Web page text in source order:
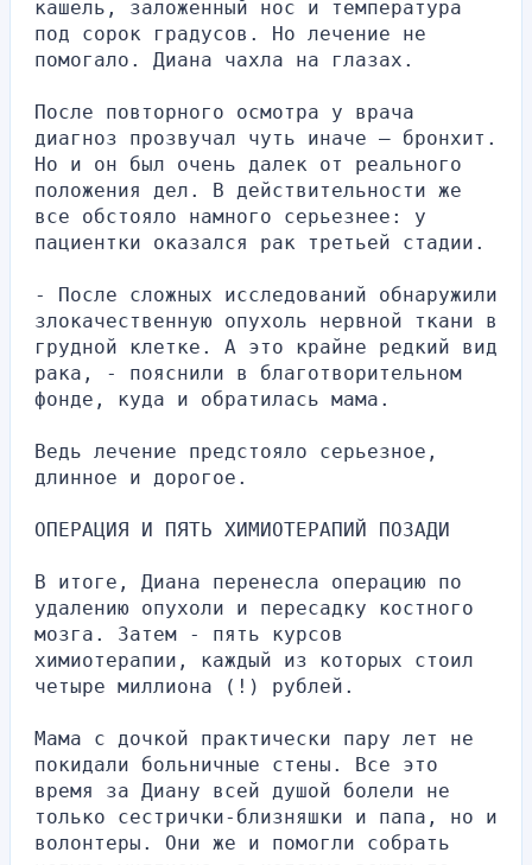
кашель, заложенный нос и температура
под сорок градусов. Но лечение не
помогало. Диана чахла на глазах.
После повторного осмотра у врача
диагноз прозвучал чуть иначе – бронхит.
Но и он был очень далек от реального
положения дел. В действительности же
все обстояло намного серьезнее: у
пациентки оказался рак третьей стадии.
- После сложных исследований обнаружили
злокачественную опухоль нервной ткани в
грудной клетке. А это крайне редкий вид
рака, - пояснили в благотворительном
фонде, куда и обратилась мама.
Ведь лечение предстояло серьезное,
длинное и дорогое.
ОПЕРАЦИЯ И ПЯТЬ ХИМИОТЕРАПИЙ ПОЗАДИ
В итоге, Диана перенесла операцию по
удалению опухоли и пересадку костного
мозга. Затем - пять курсов
химиотерапии, каждый из которых стоил
четыре миллиона (!) рублей.
Мама с дочкой практически пару лет не
покидали больничные стены. Все это
время за Диану всей душой болели не
только сестрички-близняшки и папа, но и
волонтеры. Они же и помогли собрать